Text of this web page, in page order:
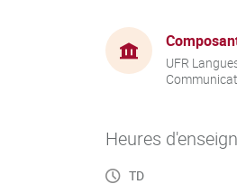
UFR
Heures
TD